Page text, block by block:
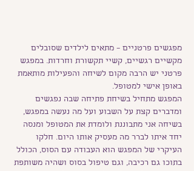
מפגשים פרטניים – מתאים לילדים שסובלים
מקשיים רגשיים, קשיי תקשורת וחרדות. במפגש
פרטני יש הרבה מקום לשיחה והפעילות מותאמת
באופן אישי למטופל.
המפגש מתחיל בשיחת פתיחה שבה נפגשים
ומדברים קצת על השבוע ועל מה נעשה במפגש,
בשיחה אני מתבוננת ולומדת את המטופל ומנסה
יחד איתו לברר מה מעסיק אותו היום. חלקו
העיקרי של המפגש הוא העבודה עם הסוס, הכולל
בתוכו גם רכיבה, וגם טיפול בסוס ושהיה משותפת